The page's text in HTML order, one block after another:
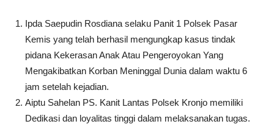
Ipda Saepudin Rosdiana selaku Panit 1 Polsek Pasar
Kemis yang telah berhasil mengungkap kasus tindak
pidana Kekerasan Anak Atau Pengeroyokan Yang
Mengakibatkan Korban Meninggal Dunia dalam waktu 6
jam setelah kejadian.
Aiptu Sahelan PS. Kanit Lantas Polsek Kronjo memiliki
Dedikasi dan loyalitas tinggi dalam melaksanakan tugas.